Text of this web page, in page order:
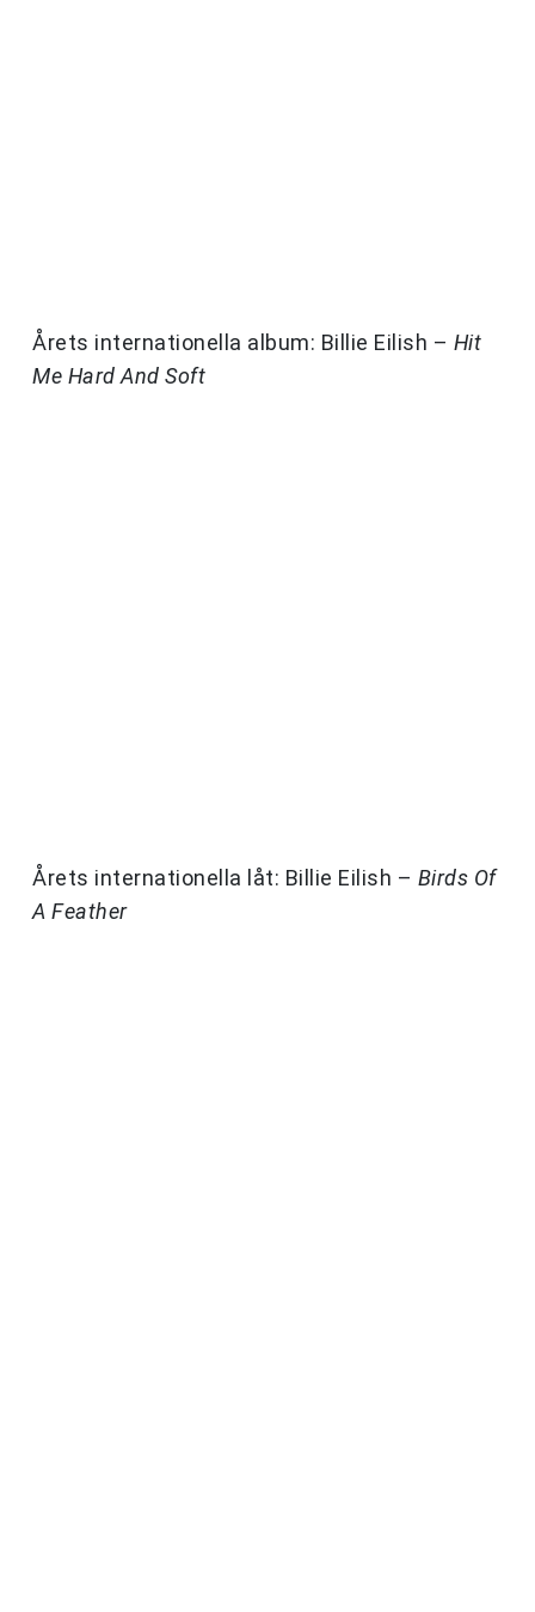
Årets internationella album: Billie Eilish – Hit
Me Hard And Soft
Årets internationella låt: Billie Eilish – Birds Of
A Feather